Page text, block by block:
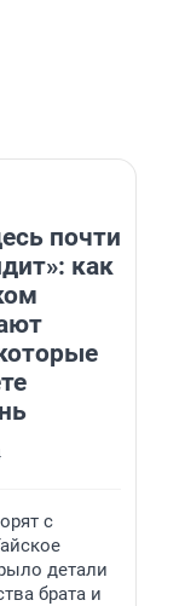
почти
как
с
детали
брата и